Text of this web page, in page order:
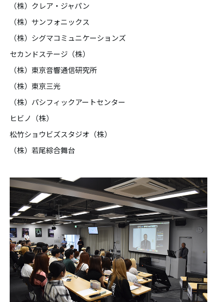
（株）クレア・ジャパン
（株）サンフォニックス
（株）シグマコミュニケーションズ
セカンドステージ（株）
（株）東京音響通信研究所
（株）東京三光
（株）パシフィックアートセンター
ヒビノ（株）
松竹ショウビズスタジオ（株）
（株）若尾綜合舞台